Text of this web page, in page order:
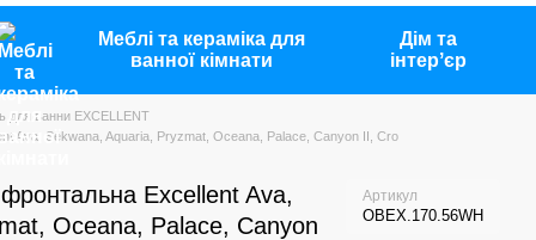
Меблі та кераміка для
ванної кімнати
Дім та
інтерʼєр
для ванни EXCELLENT
Ava, Sekwana, Aquaria, Pryzmat, Oceana, Palace, Canyon II, Cro
Excellent Ava,
Oceana, Palace, Canyon
Артикул
OBEX.170.56WH